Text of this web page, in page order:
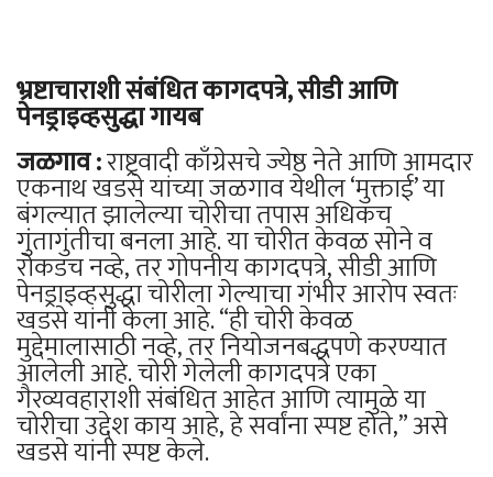
भ्रष्टाचाराशी संबंधित कागदपत्रे, सीडी आणि
पेनड्राइव्हसुद्धा गायब
जळगाव :राष्ट्रवादी काँग्रेसचे ज्येष्ठ नेते आणि आमदार
एकनाथ खडसे यांच्या जळगाव येथील ‘मुक्ताई’ या
बंगल्यात झालेल्या चोरीचा तपास अधिकच
गुंतागुंतीचा बनला आहे. या चोरीत केवळ सोने व
रोकडच नव्हे, तर गोपनीय कागदपत्रे, सीडी आणि
पेनड्राइव्हसुद्धा चोरीला गेल्याचा गंभीर आरोप स्वतः
खडसे यांनी केला आहे. “ही चोरी केवळ
मुद्देमालासाठी नव्हे, तर नियोजनबद्धपणे करण्यात
आलेली आहे. चोरी गेलेली कागदपत्रे एका
गैरव्यवहाराशी संबंधित आहेत आणि त्यामुळे या
चोरीचा उद्देश काय आहे, हे सर्वांना स्पष्ट होते,” असे
खडसे यांनी स्पष्ट केले.